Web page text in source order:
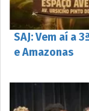
SAJ: Vem aí a
e Amazonas